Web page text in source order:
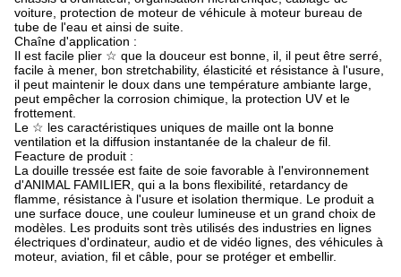
voiture, protection de moteur de véhicule à moteur bureau de
tube de l'eau et ainsi de suite.
Chaîne d'application :
Il est facile plier ☆ que la douceur est bonne, il, il peut être serré,
facile à mener, bon stretchability, élasticité et résistance à l'usure,
il peut maintenir le doux dans une température ambiante large,
peut empêcher la corrosion chimique, la protection UV et le
frottement.
Le ☆ les caractéristiques uniques de maille ont la bonne
ventilation et la diffusion instantanée de la chaleur de fil.
Feacture de produit :
La douille tressée est faite de soie favorable à l'environnement
d'ANIMAL FAMILIER, qui a la bons flexibilité, retardancy de
flamme, résistance à l'usure et isolation thermique. Le produit a
une surface douce, une couleur lumineuse et un grand choix de
modèles. Les produits sont très utilisés des industries en lignes
électriques d'ordinateur, audio et de vidéo lignes, des véhicules à
moteur, aviation, fil et câble, pour se protéger et embellir.